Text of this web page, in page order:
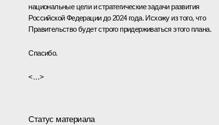
национальные цели и стратегические задачи развития
Российской Федерации до 2024 года. Исхожу из того, что
Правительство будет строго придерживаться этого плана.
Спасибо.
<…>
Статус материала